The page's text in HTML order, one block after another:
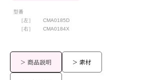
型番
［左］
［右］
CMA0185D
CMA0184X
> 商品説明 > 素材